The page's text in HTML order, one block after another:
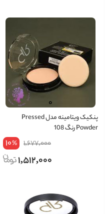
پنکیک ویتامینه مدل Pressed
Powder رنگ 108
1,677,000
10%
1,512,000